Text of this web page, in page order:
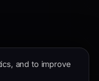
and to improve